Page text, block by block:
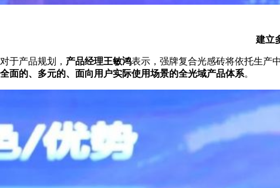
建立
对于产品规划， 产品经理王敏鸿表示，强牌复合光感砖将依托生产
全面的、多元的、面向用户实际使用场景的全光域产品体系。